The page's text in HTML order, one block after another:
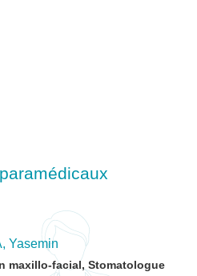
Yasemin
maxillo-facial, Stomatologue